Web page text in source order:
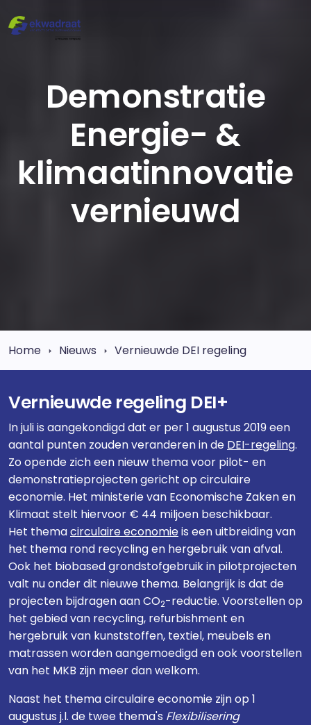
Demonstratie
Energie- &
klimaatinnovatie
vernieuwd
Home Nieuws Vernieuwde DEI regeling
Vernieuwde regeling DEI+
In juli is aangekondigd dat er per 1 augustus 2019 een
aantal punten zouden veranderen in de DEI-regeling.
Zo opende zich een nieuw thema voor pilot- en
demonstratieprojecten gericht op circulaire
economie. Het ministerie van Economische Zaken en
Klimaat stelt hiervoor € 44 miljoen beschikbaar.
Het themacirculaire economieis een uitbreiding van
het thema rond recycling en hergebruik van afval.
Ook het biobased grondstofgebruik in pilotprojecten
valt nu onder dit nieuwe thema. Belangrijk is dat de
projecten bijdragen aan CO2-reductie. Voorstellen op
het gebied van recycling, refurbishment en
hergebruik van kunststoffen, textiel, meubels en
matrassen worden aangemoedigd en ook voorstellen
van het MKB zijn meer dan welkom.
Naast het thema circulaire economie zijn op 1
augustus j.l. de twee thema's Flexibilisering